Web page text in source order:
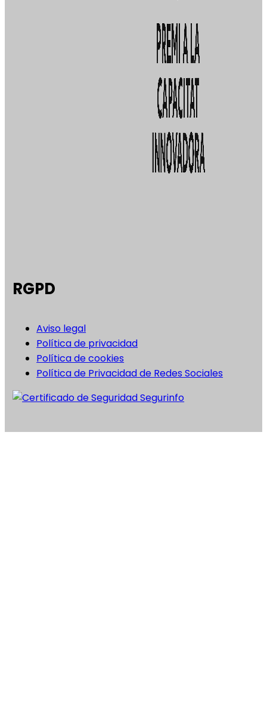
RGPD
Aviso legal
Política de privacidad
Política de cookies
Política de Privacidad de Redes Sociales